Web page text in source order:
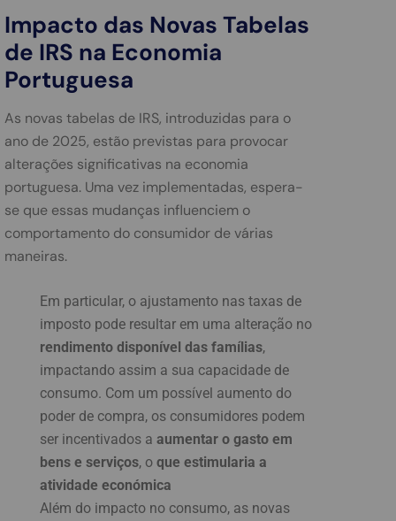
Impacto das Novas Tabelas
de IRS na Economia
Portuguesa
As novas tabelas de IRS, introduzidas para o
ano de 2025, estão previstas para provocar
alterações significativas na economia
portuguesa. Uma vez implementadas, espera-
se que essas mudanças influenciem o
comportamento do consumidor de várias
maneiras.
Em particular, o ajustamento nas taxas de
imposto pode resultar em uma alteração no
rendimento disponível das famílias,
impactando assim a sua capacidade de
consumo. Com um possível aumento do
poder de compra, os consumidores podem
ser incentivados a aumentar o gasto em
bens e serviços, o que estimularia a
atividade económica
Além do impacto no consumo, as novas